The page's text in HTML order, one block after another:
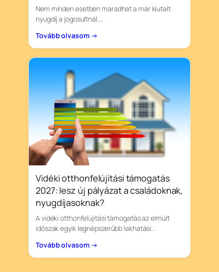
Nem minden esetben maradhat a már kiutalt
nyugdíj a jogosultnál….
Tovább olvasom →
Vidéki otthonfelújítási támogatás
2027: lesz új pályázat a családoknak,
nyugdíjasoknak?
A vidéki otthonfelújítási támogatás az elmúlt
időszak egyik legnépszerűbb lakhatási…
Tovább olvasom →